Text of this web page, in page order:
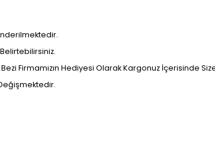
Firmamızın Hediyesi Olarak Kargonuz İçerisinde Size